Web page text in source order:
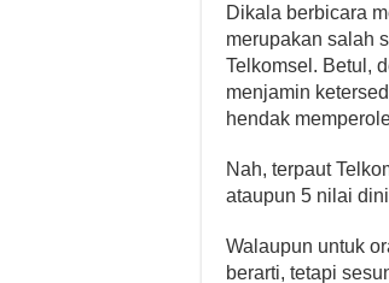
Dikala berbicara
merupakan salah
Telkomsel. Betul,
menjamin
hendak
Nah, terpaut
ataupun 5 nilai
Walaupun untuk
berarti, tetapi